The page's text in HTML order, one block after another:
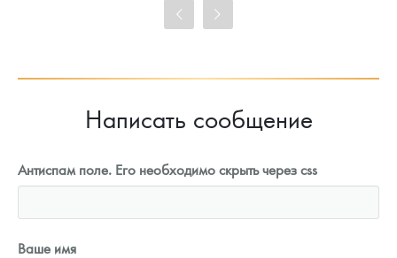
Цена выкупа
Написать сообщение
Антиспам поле. Его необходимо скрыть через css
Ваше имя